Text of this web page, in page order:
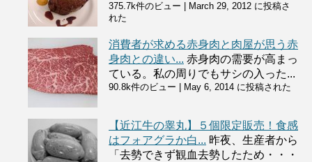
375.7k件のビュー
March 29, 2012 に投稿さ
れた
消費者が求める赤身肉と肉屋が思う赤
身肉との違い... 赤身肉の需要が高まっ
ている。私の周りでもサシの入った...
90.8k件のビュー May 6, 2014 に投稿された
【近江牛の睾丸】５個限定販売！食感
はフォアグラか白... 昨夜、生産者から
「去勢できず観血去勢したため・・・